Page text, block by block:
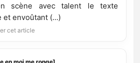
scène avec talent le texte
et envoûtant (...)
cet article